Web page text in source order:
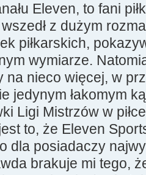
Eleven, to fani
z dużym
piłkarskich,
wymiarze.
na nieco więcej, w
jedynym łakomym
Ligi Mistrzów w
to, że Eleven
dla posiadaczy
brakuje mi tego,